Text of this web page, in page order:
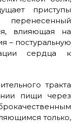
приступы
влияющая на
– постуральную
сердца к
тракта
пищи через
только,